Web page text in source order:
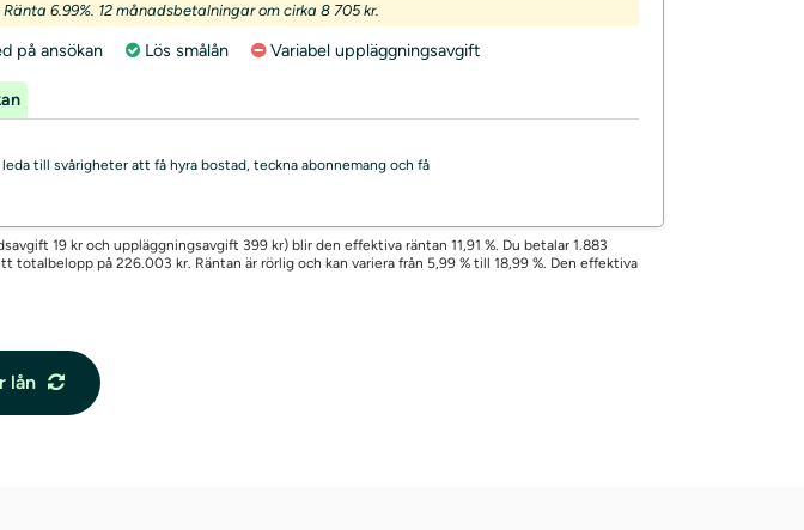
6.99%. 12 månadsbetalningar om cirka 8 705 kr.
på ansökan Lös smålån Variabel uppläggningsavgift
till svårigheter att få hyra bostad, teckna abonnemang och få
19 kr och uppläggningsavgift 399 kr) blir den effektiva räntan 11,91 %. Du betalar 1.883
på 226.003 kr. Räntan är rörlig och kan variera från 5,99 % till 18,99 %. Den effektiva
lån